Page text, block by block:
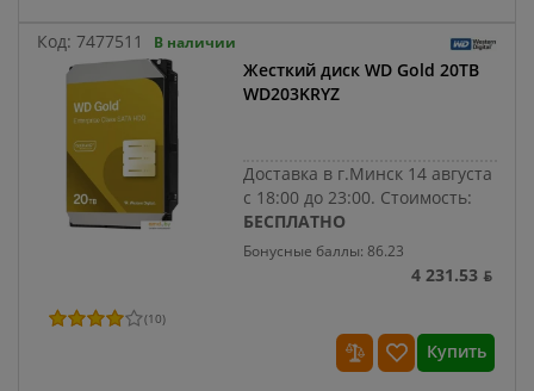
Код: 7477511 В наличии
Жесткий диск WD Gold 20TB
WD203KRYZ
Доставка в г.Минск 14 августа
с 18:00 до 23:00. Стоимость:
БЕСПЛАТНО
Бонусные баллы: 86.23
4 231.53 ƃ
(10)
Купить